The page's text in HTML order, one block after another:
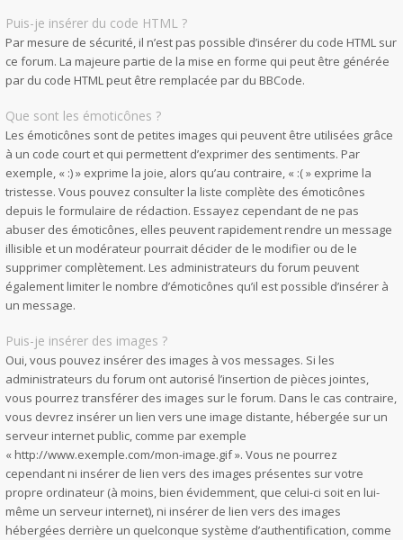
Puis-je insérer du code HTML ?
Par mesure de sécurité, il n’est pas possible d’insérer du code HTML sur
ce forum. La majeure partie de la mise en forme qui peut être générée
par du code HTML peut être remplacée par du BBCode.
Que sont les émoticônes ?
Les émoticônes sont de petites images qui peuvent être utilisées grâce
à un code court et qui permettent d’exprimer des sentiments. Par
exemple, « :) » exprime la joie, alors qu’au contraire, « :( » exprime la
tristesse. Vous pouvez consulter la liste complète des émoticônes
depuis le formulaire de rédaction. Essayez cependant de ne pas
abuser des émoticônes, elles peuvent rapidement rendre un message
illisible et un modérateur pourrait décider de le modifier ou de le
supprimer complètement. Les administrateurs du forum peuvent
également limiter le nombre d’émoticônes qu’il est possible d’insérer à
un message.
Puis-je insérer des images ?
Oui, vous pouvez insérer des images à vos messages. Si les
administrateurs du forum ont autorisé l’insertion de pièces jointes,
vous pourrez transférer des images sur le forum. Dans le cas contraire,
vous devrez insérer un lien vers une image distante, hébergée sur un
serveur internet public, comme par exemple
« http://www.exemple.com/mon-image.gif ». Vous ne pourrez
cependant ni insérer de lien vers des images présentes sur votre
propre ordinateur (à moins, bien évidemment, que celui-ci soit en lui-
même un serveur internet), ni insérer de lien vers des images
hébergées derrière un quelconque système d’authentification, comme